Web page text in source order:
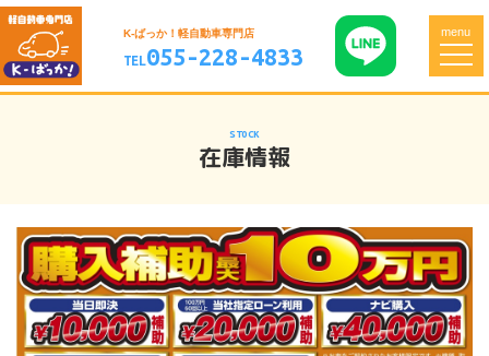
K-ばっか！軽自動車専門店
TEL055-228-4833
menu
STOCK
在庫情報